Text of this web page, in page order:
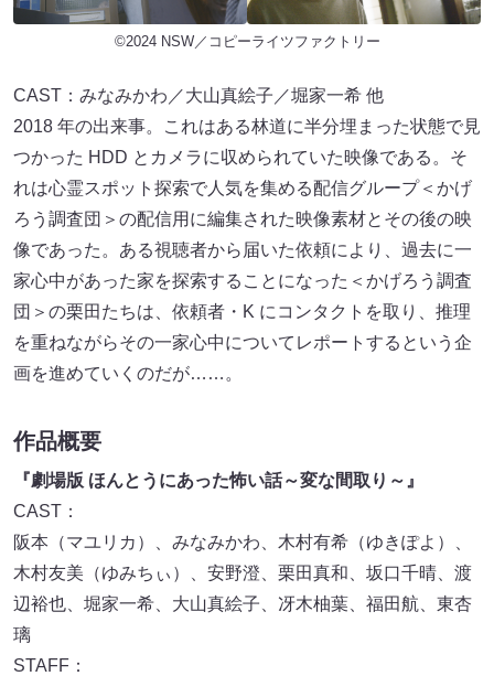
©2024 NSW／コピーライツファクトリー
CAST：みなみかわ／大山真絵子／堀家一希 他
2018 年の出来事。これはある林道に半分埋まった状態で見
つかった HDD とカメラに収められていた映像である。そ
れは心霊スポット探索で人気を集める配信グループ＜かげ
ろう調査団＞の配信用に編集された映像素材とその後の映
像であった。ある視聴者から届いた依頼により、過去に一
家心中があった家を探索することになった＜かげろう調査
団＞の栗田たちは、依頼者・K にコンタクトを取り、推理
を重ねながらその一家心中についてレポートするという企
画を進めていくのだが……。
作品概要
『劇場版 ほんとうにあった怖い話～変な間取り～』
CAST：
阪本（マユリカ）、みなみかわ、木村有希（ゆきぽよ）、
木村友美（ゆみちぃ）、安野澄、栗田真和、坂口千晴、渡
辺裕也、堀家一希、大山真絵子、冴木柚葉、福田航、東杏
璃
STAFF：